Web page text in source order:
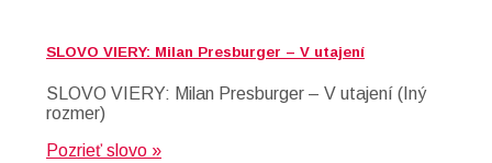
SLOVO VIERY: Milan Presburger – V utajení
SLOVO VIERY: Milan Presburger – V utajení (Iný
rozmer)
Pozrieť slovo »